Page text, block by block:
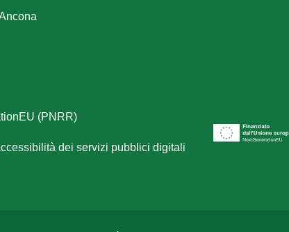
(PNRR)
dei servizi pubblici digitali